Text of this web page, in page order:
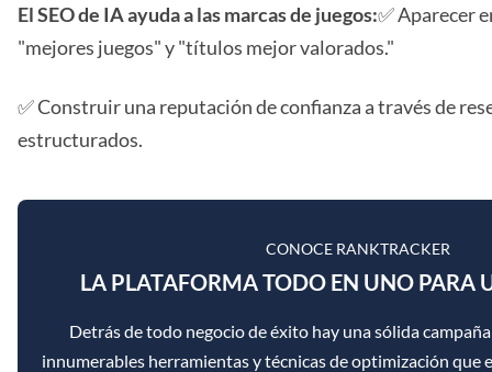
El SEO de IA ayuda a las marcas de juegos:✅ Aparecer
"mejores juegos" y "títulos mejor valorados."
✅ Construir una reputación de confianza a través de
estructurados.
CONOCE RANKTRACKER
LA PLATAFORMA TODO EN UNO PARA
Detrás de todo negocio de éxito hay una sólida campaña
innumerables herramientas y técnicas de optimización que